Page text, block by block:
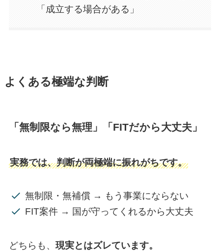
「成立する場合がある」
よくある極端な判断
「無制限なら無理」「FITだから大丈夫」
実務では、判断が両極端に振れがちです。
無制限・無補償 → もう事業にならない
FIT案件 → 国が守ってくれるから大丈夫
どちらも、 現実とはズレています。